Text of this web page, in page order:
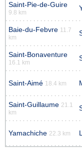
Saint-Pie-de-Guire
9.8 km
Baie-du-Febvre 11.7
km
Saint-Bonaventure
16.1 km
Saint-Aimé 18.4 km
Saint-Guillaume 21.1
km
Yamachiche 22.3 km